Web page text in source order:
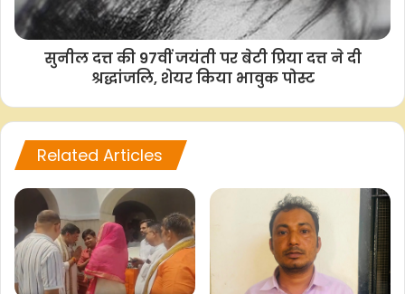
ओपी/पीएम
F
a
c
b
o
o
k
W
h
a
A
p
p
T
w
i
t
e
r
C
o
p
L
i
n
k
S
h
a
सुनील दत्त की 97वीं जयंती पर बेटी प्रिया दत्त ने दी
श्रद्धांजलि, शेयर किया भावुक पोस्ट
Related Articles